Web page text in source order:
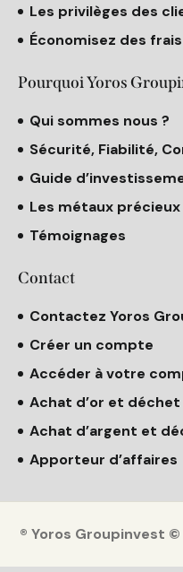
Les privilèges des
Économisez des frais
Pourquoi Yoros
Qui sommes nous ?
Sécurité, Fiabilité,
Guide
Les métaux précieux
Témoignages
Contact
Contactez Yoros
Créer un compte
Accéder à votre
Achat d’or et déchet
Achat d’argent et
Apporteur d’affaires
® Yoros Groupinvest